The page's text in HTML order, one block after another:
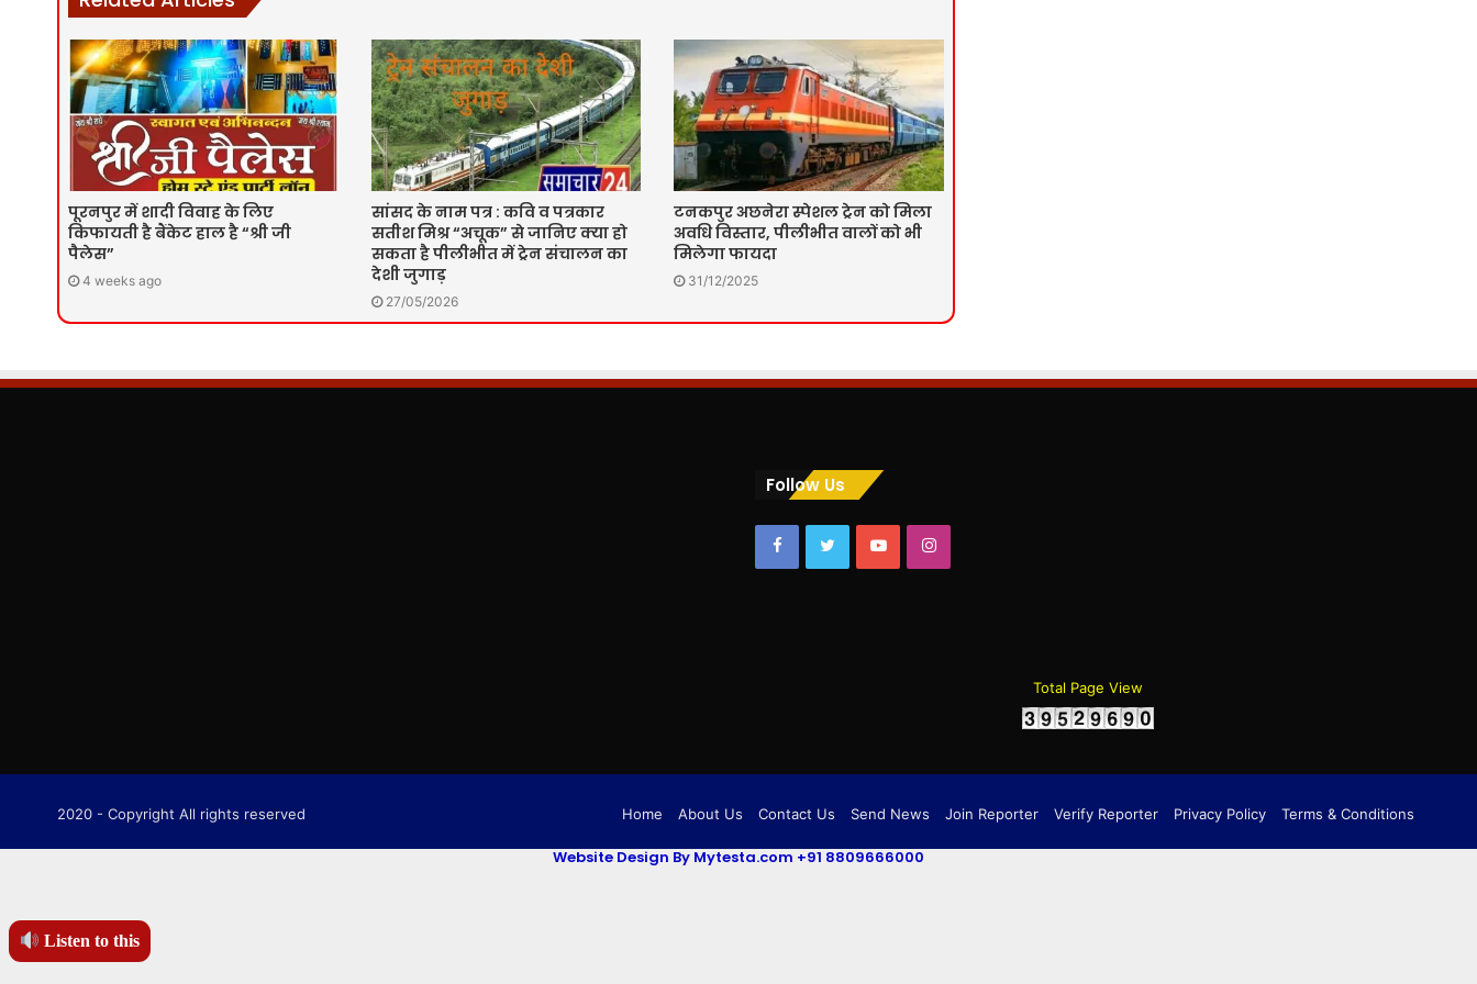
Listen to this
पूरनपुर में शादी विवाह के लिए
किफायती है बैंकेट हाल है “श्री जी
पैलेस”
4 weeks ago
सांसद के नाम पत्र : कवि व पत्रकार
सतीश मिश्र “अचूक” से जानिए क्या हो
सकता है पीलीभीत में ट्रेन संचालन का
देशी जुगाड़
27/05/2026
टनकपुर अछनेरा स्पेशल ट्रेन को मिला
अवधि विस्तार, पीलीभीत वालों को भी
मिलेगा फायदा
31/12/2025
Follow Us
FacebookTwitterYouTubeInstagram
Total Page View
2020 - Copyright All rights reserved Home About Us Contact Us Send News Join Reporter Verify Reporter Privacy Policy Terms & Conditions
Website Design By Mytesta.com +91 8809666000